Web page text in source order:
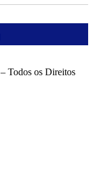
– Todos os Direitos